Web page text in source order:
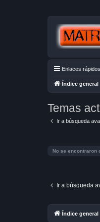
Enlaces rápidos
Índice general
Temas
Ir a búsqueda
No se encontraron
Ir a búsqueda
Índice general